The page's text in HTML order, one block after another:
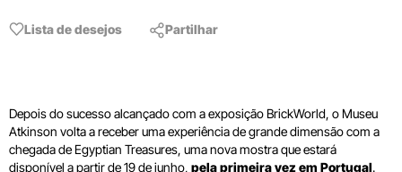
Lista de desejos Partilhar
Depois do sucesso alcançado com a exposição BrickWorld, o Museu
Atkinson volta a receber uma experiência de grande dimensão com a
chegada de Egyptian Treasures, uma nova mostra que estará
disponível a partir de 19 de junho, pela primeira vez em Portugal.